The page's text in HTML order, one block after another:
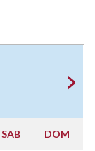
SAB DOM